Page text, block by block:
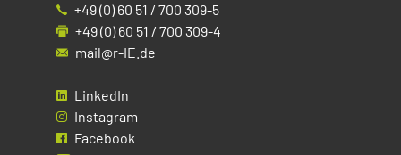
+49 (0) 60 51 / 700 309-5
+49 (0) 60 51 / 700 309-4
mail@r-IE.de
LinkedIn
Instagram
Facebook